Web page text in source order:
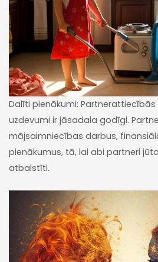
Dalīti pienākumi: Partnerattiecībās
uzdevumi ir jāsadala godīgi.
mājsaimniecības darbus,
pienākumus, tā, lai abi partneri
atbalstīti.